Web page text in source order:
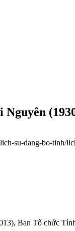
su-dang-bo-tinh/
Ban Tổ chức